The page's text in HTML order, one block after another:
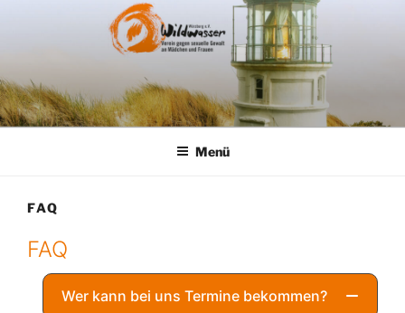
Menü
FAQ
FAQ
Wer kann bei uns Termine bekommen?